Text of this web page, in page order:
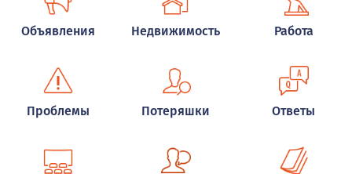
Объявления Недвижимость Работа
Проблемы Потеряшки Ответы